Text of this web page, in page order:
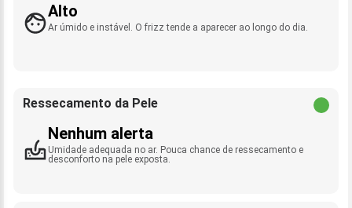
Alto
Ar úmido e instável. O frizz tende a aparecer ao longo do dia.
Ressecamento da Pele
Nenhum alerta
Umidade adequada no ar. Pouca chance de ressecamento e
desconforto na pele exposta.